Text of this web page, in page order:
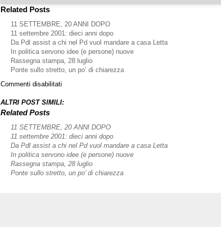
Related Posts
11 SETTEMBRE, 20 ANNI DOPO
11 settembre 2001: dieci anni dopo
Da Pdl assist a chi nel Pd vuol mandare a casa Letta
In politica servono idee (e persone) nuove
Rassegna stampa, 28 luglio
Ponte sullo stretto, un po’ di chiarezza
Commenti disabilitati
settembre,
dopo
ALTRI POST SIMILI:
Related Posts
11 SETTEMBRE, 20 ANNI DOPO
11 settembre 2001: dieci anni dopo
Da Pdl assist a chi nel Pd vuol mandare a casa Letta
In politica servono idee (e persone) nuove
Rassegna stampa, 28 luglio
Ponte sullo stretto, un po’ di chiarezza